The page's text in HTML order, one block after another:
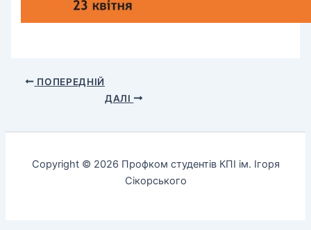
ПОПЕРЕДНІЙ
ДАЛІ
Copyright © 2026 Профком студентів КПІ ім. Ігоря
Сікорського